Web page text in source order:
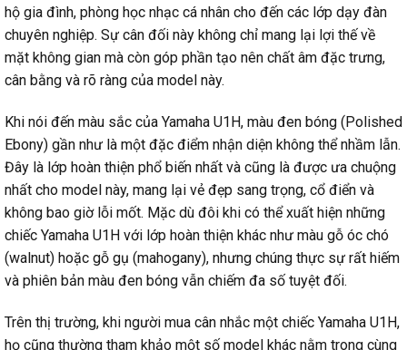
hộ gia đình, phòng học nhạc cá nhân cho đến các lớp dạy đàn
chuyên nghiệp. Sự cân đối này không chỉ mang lại lợi thế về
mặt không gian mà còn góp phần tạo nên chất âm đặc trưng,
cân bằng và rõ ràng của model này.
Khi nói đến màu sắc của Yamaha U1H, màu đen bóng (Polished
Ebony) gần như là một đặc điểm nhận diện không thể nhầm lẫn.
Đây là lớp hoàn thiện phổ biến nhất và cũng là được ưa chuộng
nhất cho model này, mang lại vẻ đẹp sang trọng, cổ điển và
không bao giờ lỗi mốt. Mặc dù đôi khi có thể xuất hiện những
chiếc Yamaha U1H với lớp hoàn thiện khác như màu gỗ óc chó
(walnut) hoặc gỗ gụ (mahogany), nhưng chúng thực sự rất hiếm
và phiên bản màu đen bóng vẫn chiếm đa số tuyệt đối.
Trên thị trường, khi người mua cân nhắc một chiếc Yamaha U1H,
họ cũng thường tham khảo một số model khác nằm trong cùng